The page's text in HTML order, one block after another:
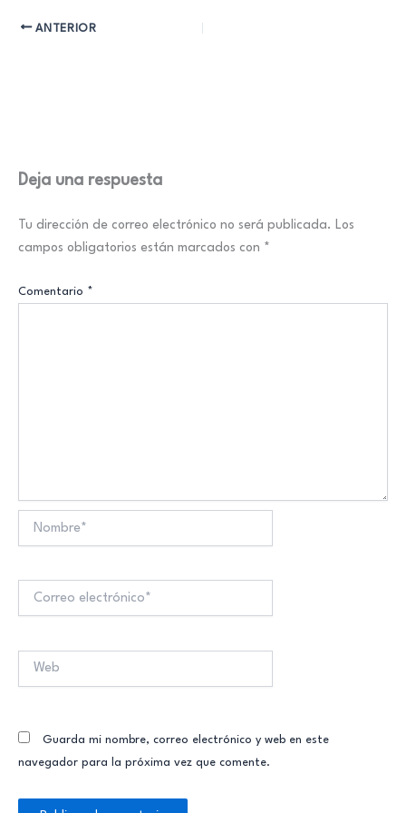
ANTERIOR
Deja una respuesta
Tu dirección de correo electrónico no será publicada. Los
campos obligatorios están marcados con *
Comentario *
Guarda mi nombre, correo electrónico y web en este
navegador para la próxima vez que comente.